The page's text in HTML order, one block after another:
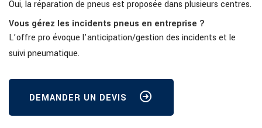
Oui, la réparation de pneus est proposée dans plusieurs centres.
Vous gérez les incidents pneus en entreprise ?
L’offre pro évoque l’anticipation/gestion des incidents et le
suivi pneumatique.
DEMANDER UN DEVIS